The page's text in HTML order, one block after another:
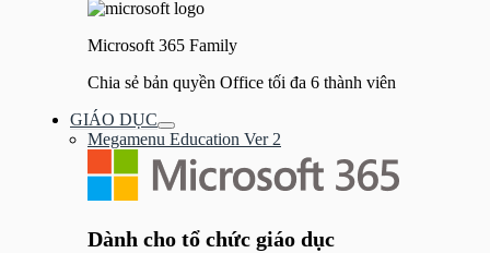
Microsoft 365 Family
Chia sẻ bản quyền Office tối đa 6 thành viên
GIÁO DỤC
Bật/tắt
Menu
Megamenu Education Ver 2
Dành cho tổ chức giáo dục